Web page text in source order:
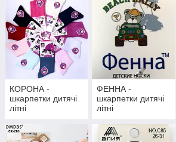
КОРОНА -
шкарпетки дитячі
літні
ФЕННА -
шкарпетки дитячі
літні